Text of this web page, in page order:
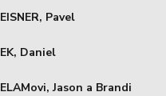
EISNER, Pavel
EK, Daniel
ELAMovi, Jason a Brandi